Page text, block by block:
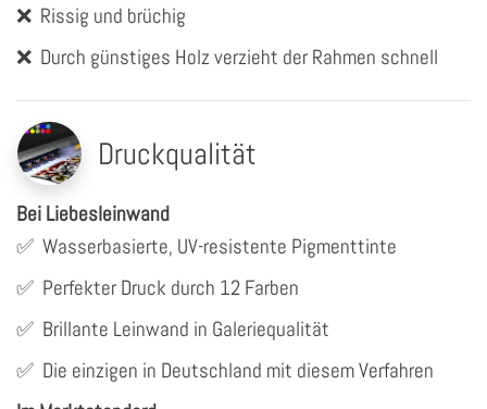
❌ Rissig und brüchig
❌ Durch günstiges Holz verzieht der Rahmen schnell
Druckqualität
Bei Liebesleinwand
✅ Wasserbasierte, UV-resistente Pigmenttinte
✅ Perfekter Druck durch 12 Farben
✅ Brillante Leinwand in Galeriequalität
✅ Die einzigen in Deutschland mit diesem Verfahren